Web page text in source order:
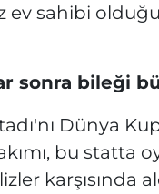
ev sahibi
sonra bileği
Dünya
bu statta
karşısında